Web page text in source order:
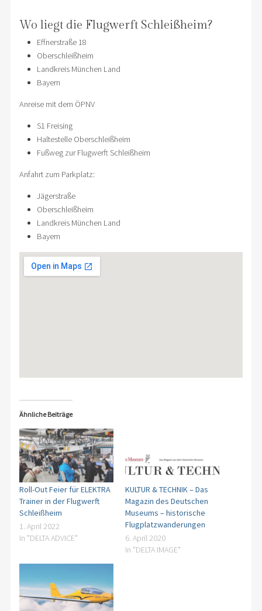
Wo liegt die Flugwerft Schleißheim?
Effnerstraße 18
Oberschleißheim
Landkreis München Land
Bayern
Anreise mit dem ÖPNV
S1 Freising
Haltestelle Oberschleißheim
Fußweg zur Flugwerft Schleißheim
Anfahrt zum Parkplatz:
Jägerstraße
Oberschleißheim
Landkreis München Land
Bayern
Ähnliche Beiträge
Roll-Out Feier für ELEKTRA
Trainer in der Flugwerft
Schleißheim
1. April 2022
In "DELTA ADVICE"
KULTUR & TECHNIK – Das
Magazin des Deutschen
Museums – historische
Flugplatzwanderungen
6. April 2020
In "DELTA IMAGE"